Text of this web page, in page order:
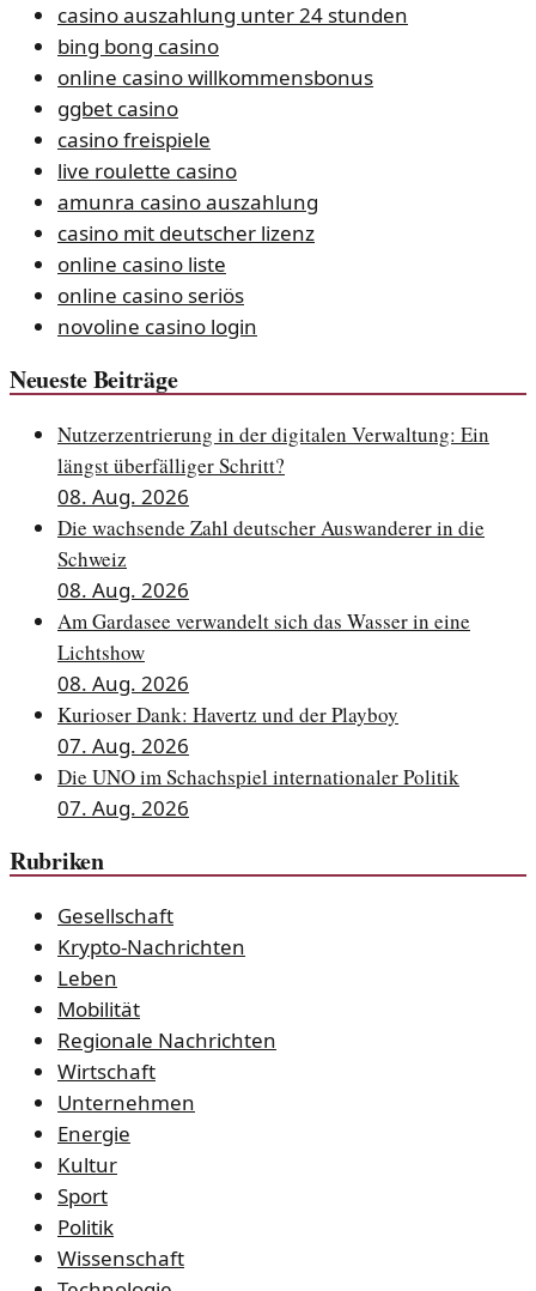
casino auszahlung unter 24 stunden
bing bong casino
online casino willkommensbonus
ggbet casino
casino freispiele
live roulette casino
amunra casino auszahlung
casino mit deutscher lizenz
online casino liste
online casino seriös
novoline casino login
Neueste Beiträge
Nutzerzentrierung in der digitalen Verwaltung: Ein
längst überfälliger Schritt?
08. Aug. 2026
Die wachsende Zahl deutscher Auswanderer in die
Schweiz
08. Aug. 2026
Am Gardasee verwandelt sich das Wasser in eine
Lichtshow
08. Aug. 2026
Kurioser Dank: Havertz und der Playboy
07. Aug. 2026
Die UNO im Schachspiel internationaler Politik
07. Aug. 2026
Rubriken
Gesellschaft
Krypto-Nachrichten
Leben
Mobilität
Regionale Nachrichten
Wirtschaft
Unternehmen
Energie
Kultur
Sport
Politik
Wissenschaft